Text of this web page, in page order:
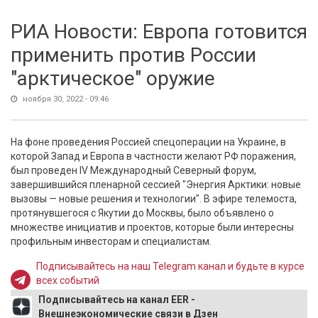
РИА Новости: Европа готовится
применить против России
"арктическое" оружие
ноября 30, 2022 - 09:46
На фоне проведения Россией спецоперации на Украине, в
которой Запад и Европа в частности желают РФ поражения,
был проведен IV Международный Северный форум,
завершившийся пленарной сессией "Энергия Арктики: новые
вызовы — новые решения и технологии". В эфире телемоста,
протянувшегося с Якутии до Москвы, было объявлено о
множестве инициатив и проектов, которые были интересны
профильным инвесторам и специалистам.
Подписывайтесь на наш Telegram канал и будьте в курсе
всех событий
Подписывайтесь на канал EER -
Внешнеэкономические связи в Дзен